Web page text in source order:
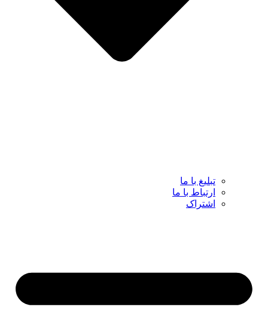
تبلیغ با ما
ارتباط با ما
اشتراک